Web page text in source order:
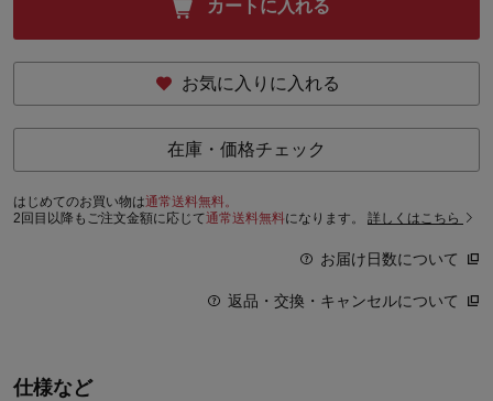
カートに入れる
お気に入りに入れる
在庫・価格チェック
はじめてのお買い物は通常送料無料。
2回目以降もご注文金額に応じて通常送料無料になります。 詳しくはこちら
お届け日数について
返品・交換・キャンセルについて
仕様など